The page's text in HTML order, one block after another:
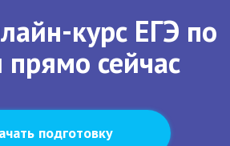
курс ЕГЭ по
сейчас
подготовку